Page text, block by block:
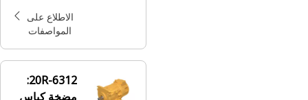
الاطلاع على
المواصفات
20R-6312:
مضخة كباس